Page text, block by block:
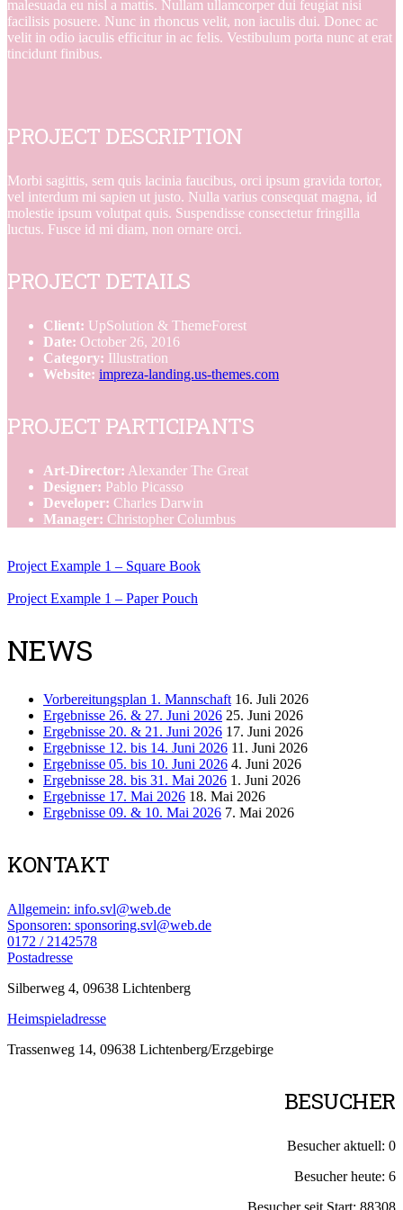
malesuada eu nisl a mattis. Nullam ullamcorper dui feugiat nisi
facilisis posuere. Nunc in rhoncus velit, non iaculis dui. Donec ac
velit in odio iaculis efficitur in ac felis. Vestibulum porta nunc at erat
tincidunt finibus.
PROJECT DESCRIPTION
Morbi sagittis, sem quis lacinia faucibus, orci ipsum gravida tortor,
vel interdum mi sapien ut justo. Nulla varius consequat magna, id
molestie ipsum volutpat quis. Suspendisse consectetur fringilla
luctus. Fusce id mi diam, non ornare orci.
PROJECT DETAILS
Client: UpSolution & ThemeForest
Date: October 26, 2016
Category: Illustration
Website: impreza-landing.us-themes.com
PROJECT PARTICIPANTS
Art-Director: Alexander The Great
Designer: Pablo Picasso
Developer: Charles Darwin
Manager: Christopher Columbus
Project Example 1 – Square Book
Project Example 1 – Paper Pouch
NEWS
Vorbereitungsplan 1. Mannschaft 16. Juli 2026
Ergebnisse 26. & 27. Juni 2026 25. Juni 2026
Ergebnisse 20. & 21. Juni 2026 17. Juni 2026
Ergebnisse 12. bis 14. Juni 2026 11. Juni 2026
Ergebnisse 05. bis 10. Juni 2026 4. Juni 2026
Ergebnisse 28. bis 31. Mai 2026 1. Juni 2026
Ergebnisse 17. Mai 2026 18. Mai 2026
Ergebnisse 09. & 10. Mai 2026 7. Mai 2026
KONTAKT
Allgemein: info.svl@web.de
Sponsoren: sponsoring.svl@web.de
0172 / 2142578
Postadresse
Silberweg 4, 09638 Lichtenberg
Heimspieladresse
Trassenweg 14, 09638 Lichtenberg/Erzgebirge
BESUCHER
Besucher aktuell: 0
Besucher heute: 6
Besucher seit Start: 88308